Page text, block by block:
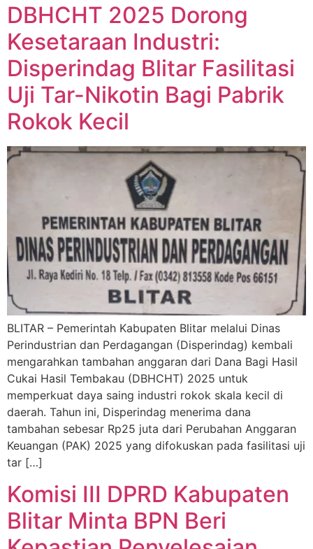
DBHCHT 2025 Dorong
Kesetaraan Industri:
Disperindag Blitar Fasilitasi
Uji Tar-Nikotin Bagi Pabrik
Rokok Kecil
BLITAR – Pemerintah Kabupaten Blitar melalui Dinas
Perindustrian dan Perdagangan (Disperindag) kembali
mengarahkan tambahan anggaran dari Dana Bagi Hasil
Cukai Hasil Tembakau (DBHCHT) 2025 untuk
memperkuat daya saing industri rokok skala kecil di
daerah. Tahun ini, Disperindag menerima dana
tambahan sebesar Rp25 juta dari Perubahan Anggaran
Keuangan (PAK) 2025 yang difokuskan pada fasilitasi uji
tar […]
Komisi III DPRD Kabupaten
Blitar Minta BPN Beri